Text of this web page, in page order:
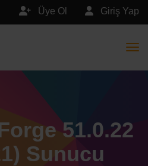
Giriş Yap
Üye Ol
51.0.22
Sunucu